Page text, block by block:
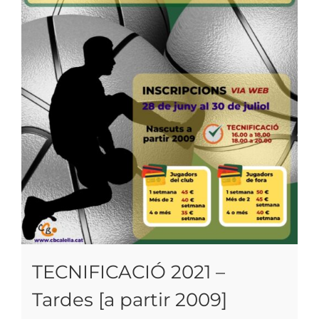
TECNIFICACIÓ 2021 –
Tardes [a partir 2009]